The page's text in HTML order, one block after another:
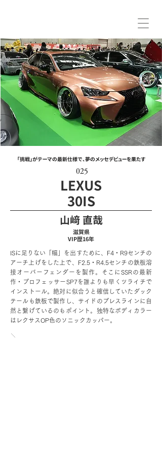
「挑戦」がテーマの最新仕様で、夢のメッセデビューを果たす
025
LEXUS
30IS
山﨑 直哉
滋賀県
VIP歴16年
ISに足りない「幅」を出すために、F4・R9センチの
アーチ上げをした上で、F2.5・R4.5センチの鉄板溶
接オーバーフェンダーを製作。そこにSSRの最新
作・プロフェッサーSP7を誰よりも早くツライチで
インストール。絶対に似合うと確信していたダック
テールも鉄板で製作し、サイドのプレスラインに自
然と繋げているのもポイント。独特なボディカラー
はレクサスOP色のソニックカッパー。